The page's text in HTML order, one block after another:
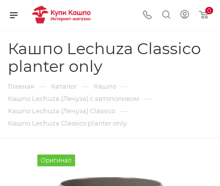
0
Кашпо Lechuza Classico
planter only
Главная — Каталог — Кашпо —
Кашпо Lechuza (Лечуза) с автополивом —
Кашпо Lechuza (Лечуза) Classico —
Кашпо Lechuza Classico planter only
Оригинал